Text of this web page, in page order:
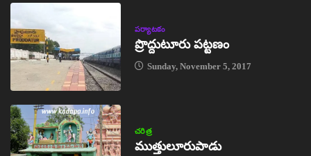
పర్యాటకం
ప్రొద్దుటూరు పట్టణం
Sunday, November 5, 2017
చరిత్ర
ముత్తులూరుపాడు